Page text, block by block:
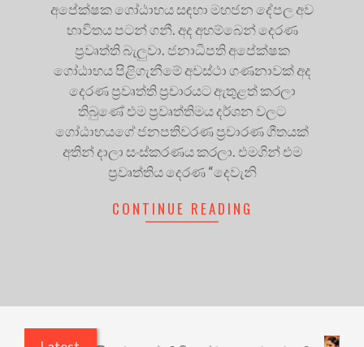
අපේක්ෂක ගෝඨාභය සඳහා මහජන දේපල අව
භාවිතය පටන් ගනී. අද අහම්බෙන් දෙරණ
ප්‍රවෘත්ති බැලුවා. ජනාධිපති අපේක්ෂක
ගෝඨාභය පිළිගැනීමේ අවස්ථා ගණනාවක් අද
දෙරණ ප්‍රවෘත්ති ප්‍රචාරයට ඇතුළත් කරලා
තිබුණේ එම ප්‍රවෘත්තිමය දර්ශන වලට
ගෝඨාභයගේ ජනපතිවරණ ප්‍රචාරණ ගීතයක්
අතින් දාලා සංස්කරණය කරලා. එමගින් එම
ප්‍රවෘත්තිය දෙරණ “දෙවැනි
CONTINUE READING